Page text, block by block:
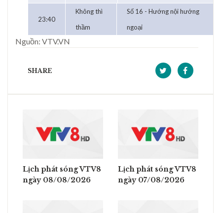
23:40
Không thì
thầm
Số 16 - Hướng nội hướng
ngoại
Nguồn: VTV.VN
SHARE
Lịch phát sóng VTV8
ngày 08/08/2026
Lịch phát sóng VTV8
ngày 07/08/2026